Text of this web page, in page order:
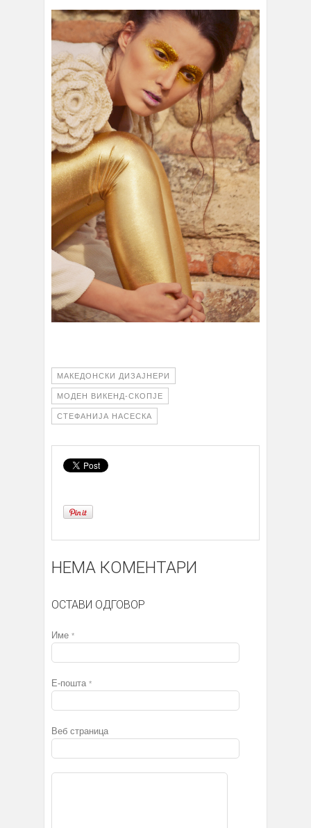
МАКЕДОНСКИ ДИЗАЈНЕРИ
МОДЕН ВИКЕНД-СКОПЈЕ
СТЕФАНИЈА НАСЕСКА
НЕМА КОМЕНТАРИ
ОСТАВИ ОДГОВОР
Име *
Е-пошта *
Веб страница